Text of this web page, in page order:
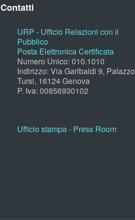
Contatti
URP - Ufficio Relazioni con il
Pubblico
Posta Elettronica Certificata
Numero Unico: 010.1010
Indirizzo: Via Garibaldi 9, Palazzo
Tursi, 16124 Genova
P. Iva: 00856930102
Ufficio stampa - Press Room